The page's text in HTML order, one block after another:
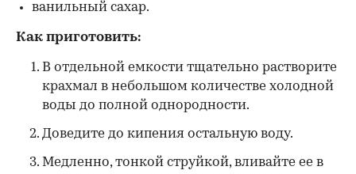
ванильный сахар.
Как приготовить:
В отдельной емкости тщательно растворите
крахмал в небольшом количестве холодной
воды до полной однородности.
Доведите до кипения остальную воду.
Медленно, тонкой струйкой, вливайте ее в